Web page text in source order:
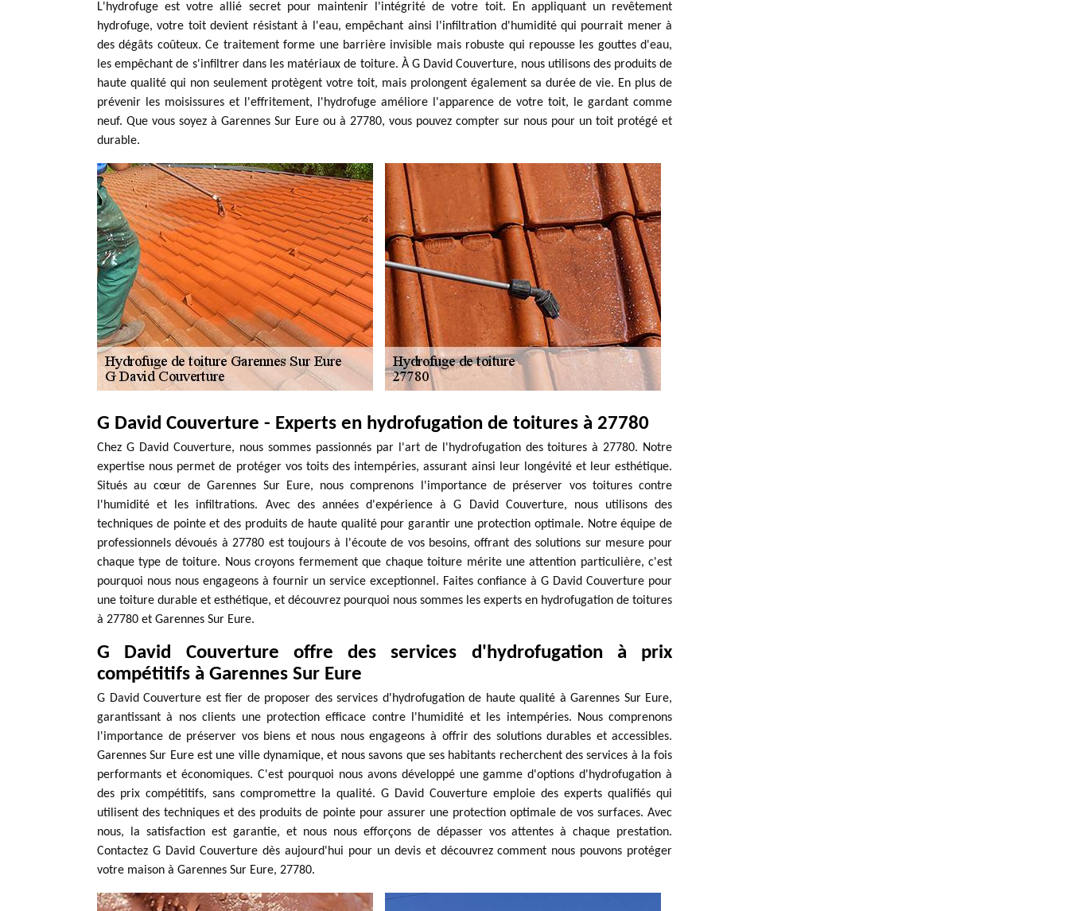
L'hydrofuge est votre allié secret pour maintenir l'intégrité de votre toit. En appliquant un revêtement
hydrofuge, votre toit devient résistant à l'eau, empêchant ainsi l'infiltration d'humidité qui pourrait mener à
des dégâts coûteux. Ce traitement forme une barrière invisible mais robuste qui repousse les gouttes d'eau,
les empêchant de s'infiltrer dans les matériaux de toiture. À G David Couverture, nous utilisons des produits de
haute qualité qui non seulement protègent votre toit, mais prolongent également sa durée de vie. En plus de
prévenir les moisissures et l'effritement, l'hydrofuge améliore l'apparence de votre toit, le gardant comme
neuf. Que vous soyez à Garennes Sur Eure ou à 27780, vous pouvez compter sur nous pour un toit protégé et
durable.
G David Couverture - Experts en hydrofugation de toitures à 27780
Chez G David Couverture, nous sommes passionnés par l'art de l'hydrofugation des toitures à 27780. Notre
expertise nous permet de protéger vos toits des intempéries, assurant ainsi leur longévité et leur esthétique.
Situés au cœur de Garennes Sur Eure, nous comprenons l'importance de préserver vos toitures contre
l'humidité et les infiltrations. Avec des années d'expérience à G David Couverture, nous utilisons des
techniques de pointe et des produits de haute qualité pour garantir une protection optimale. Notre équipe de
professionnels dévoués à 27780 est toujours à l'écoute de vos besoins, offrant des solutions sur mesure pour
chaque type de toiture. Nous croyons fermement que chaque toiture mérite une attention particulière, c'est
pourquoi nous nous engageons à fournir un service exceptionnel. Faites confiance à G David Couverture pour
une toiture durable et esthétique, et découvrez pourquoi nous sommes les experts en hydrofugation de toitures
à 27780 et Garennes Sur Eure.
G David Couverture offre des services d'hydrofugation à prix
compétitifs à Garennes Sur Eure
G David Couverture est fier de proposer des services d'hydrofugation de haute qualité à Garennes Sur Eure,
garantissant à nos clients une protection efficace contre l'humidité et les intempéries. Nous comprenons
l'importance de préserver vos biens et nous nous engageons à offrir des solutions durables et accessibles.
Garennes Sur Eure est une ville dynamique, et nous savons que ses habitants recherchent des services à la fois
performants et économiques. C'est pourquoi nous avons développé une gamme d'options d'hydrofugation à
des prix compétitifs, sans compromettre la qualité. G David Couverture emploie des experts qualifiés qui
utilisent des techniques et des produits de pointe pour assurer une protection optimale de vos surfaces. Avec
nous, la satisfaction est garantie, et nous nous efforçons de dépasser vos attentes à chaque prestation.
Contactez G David Couverture dès aujourd'hui pour un devis et découvrez comment nous pouvons protéger
votre maison à Garennes Sur Eure, 27780.